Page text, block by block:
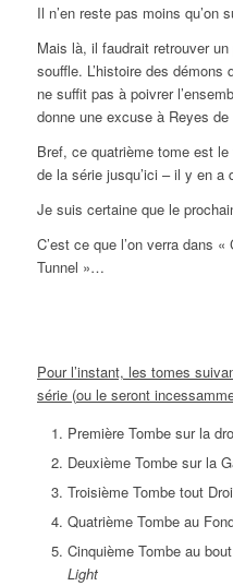
Il n’en reste pas moins qu’on
Mais là, il faudrait retrouver
souffle. L’histoire des démons
ne suffit pas à poivrer
donne une excuse à Reyes
Bref, ce quatrième tome est
de la série jusqu’ici – il y en a
Je suis certaine que le
C’est ce que l’on verra dans
Tunnel »…
Pour l’instant, les tomes
série (ou le seront
Première Tombe sur la
Deuxième Tombe sur la
Troisième Tombe tout
Quatrième Tombe au
Cinquième Tombe au
Light